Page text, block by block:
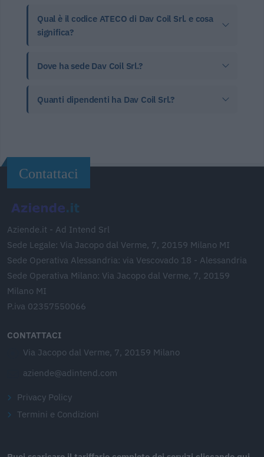
Qual è il codice ATECO di Dav Coil Srl. e cosa
significa?
Dove ha sede Dav Coil Srl.?
Quanti dipendenti ha Dav Coil Srl.?
Contattaci
Aziende.it - Ad Intend Srl
Sede Legale: Via Jacopo dal Verme, 7, 20159 Milano MI
Sede Operativa Alessandria: via Vescovado 18 - Alessandria
Sede Operativa Milano: Via Jacopo dal Verme, 7, 20159
Milano MI
P.iva 02357550066
CONTATTACI
Via Jacopo dal Verme, 7, 20159 Milano
aziende@adintend.com
Privacy Policy
Termini e Condizioni